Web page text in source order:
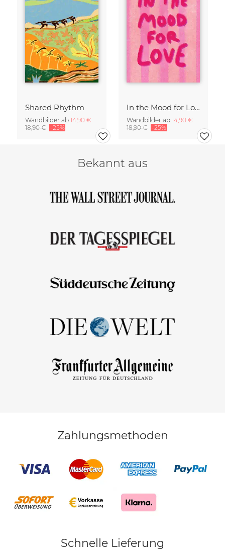
Shared Rhythm
Wandbilder ab 14,90 €
18,90 € -25%
In the Mood for Love - Handlettering
Wandbilder ab 14,90 €
18,90 € -25%
Bekannt aus
Zahlungsmethoden
Schnelle Lieferung